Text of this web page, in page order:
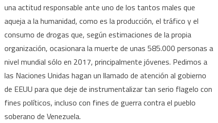
una actitud responsable ante uno de los tantos males que
aqueja a la humanidad, como es la producción, el tráfico y el
consumo de drogas que, según estimaciones de la propia
organización, ocasionara la muerte de unas 585.000 personas a
nivel mundial sólo en 2017, principalmente jóvenes. Pedimos a
las Naciones Unidas hagan un llamado de atención al gobierno
de EEUU para que deje de instrumentalizar tan serio flagelo con
fines políticos, incluso con fines de guerra contra el pueblo
soberano de Venezuela.